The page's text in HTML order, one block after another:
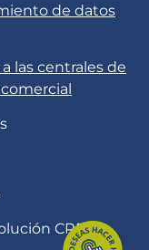
de datos
las centrales de
CREG